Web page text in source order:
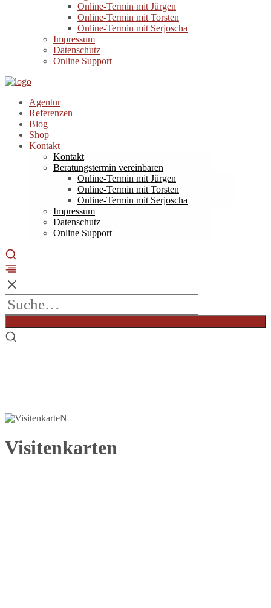
Online-Termin mit Jürgen
Online-Termin mit Torsten
Online-Termin mit Serjoscha
Impressum
Datenschutz
Online Support
Agentur
Referenzen
Blog
Shop
Kontakt
Kontakt
Beratungstermin vereinbaren
Online-Termin mit Jürgen
Online-Termin mit Torsten
Online-Termin mit Serjoscha
Impressum
Datenschutz
Online Support
Visitenkarten